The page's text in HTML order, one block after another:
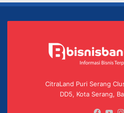
CitraLand Puri Serang
DD5, Kota Serang,